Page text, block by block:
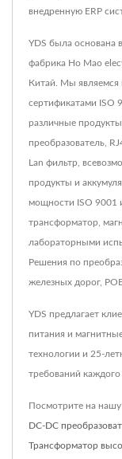
внедренную ERP
YDS была основана
фабрика Ho Mao
Китай. Мы являемся
сертификатами ISO
различные
преобразователь,
Lan фильтр,
продукты и
мощности ISO 9001
трансформатор,
лабораторными
Решения по
железных дорог,
YDS предлагает
питания и
технологии и 25-
требований каждого
Посмотрите на
DC-DC
Трансформатор